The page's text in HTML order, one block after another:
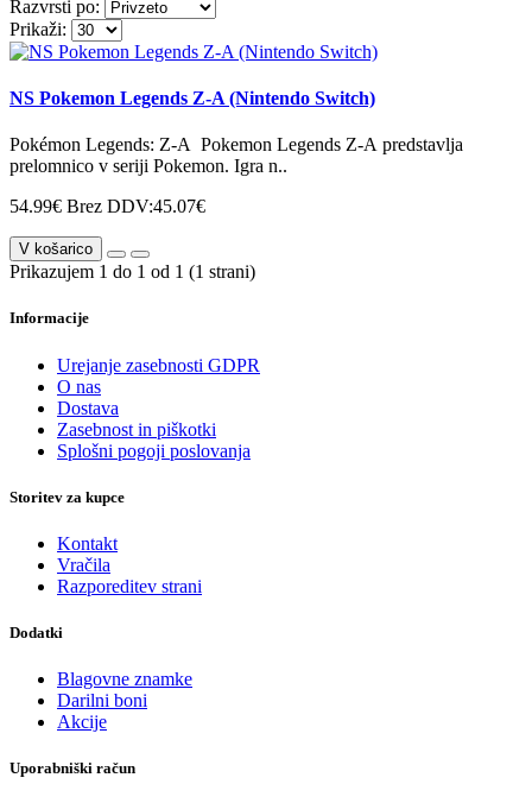
Razvrsti po:
Prikaži:
NS Pokemon Legends Z-A (Nintendo Switch)
Pokémon Legends: Z-A Pokemon Legends Z-A predstavlja
prelomnico v seriji Pokemon. Igra n..
54.99€ Brez DDV:45.07€
V košarico
Prikazujem 1 do 1 od 1 (1 strani)
Informacije
Urejanje zasebnosti GDPR
O nas
Dostava
Zasebnost in piškotki
Splošni pogoji poslovanja
Storitev za kupce
Kontakt
Vračila
Razporeditev strani
Dodatki
Blagovne znamke
Darilni boni
Akcije
Uporabniški račun